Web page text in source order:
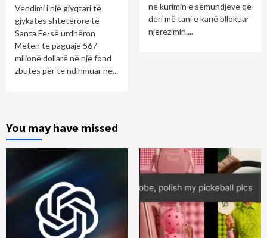
Vendimi i një gjyqtari të
gjykatës shtetërore të
Santa Fe-së urdhëron
Metën të paguajë 567
milionë dollarë në një fond
zbutës për të ndihmuar në...
në kurimin e sëmundjeve që
deri më tani e kanë bllokuar
njerëzimin....
You may have missed